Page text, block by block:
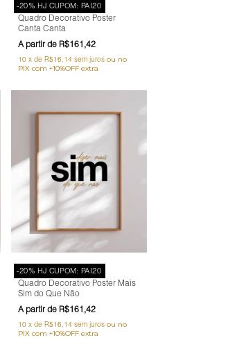
-20% HJ CUPOM: PAI20
Quadro Decorativo Poster
Canta Canta
R$161,42
10 x de R$16,14 sem juros
-20% HJ CUPOM: PAI20
Quadro Decorativo Poster Mais
Sim do Que Não
R$161,42
10 x de R$16,14 sem juros